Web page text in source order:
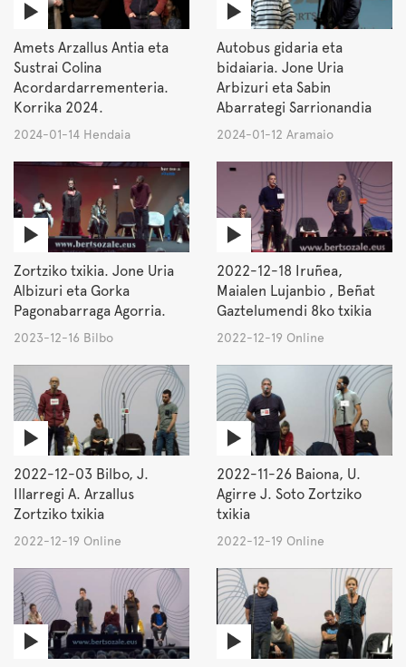
Amets Arzallus Antia eta
Sustrai Colina
Acordardarrementeria.
Korrika 2024.
2024-01-14 Hendaia
Autobus gidaria eta
bidaiaria. Jone Uria
Arbizuri eta Sabin
Abarrategi Sarrionandia
2024-01-12 Aramaio
Zortziko txikia. Jone Uria
Albizuri eta Gorka
Pagonabarraga Agorria.
2023-12-16 Bilbo
2022-12-18 Iruñea,
Maialen Lujanbio , Beñat
Gaztelumendi 8ko txikia
2022-12-19 Online
2022-12-03 Bilbo, J.
Illarregi A. Arzallus
Zortziko txikia
2022-12-19 Online
2022-11-26 Baiona, U.
Agirre J. Soto Zortziko
txikia
2022-12-19 Online